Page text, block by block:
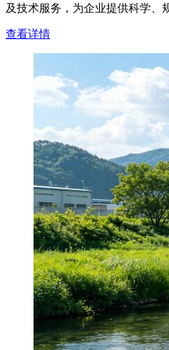
及技术服务，为企业提供科学、
查看详情